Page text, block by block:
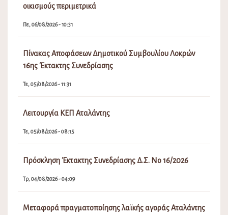
οικισμούς περιμετρικά
Πε, 06/08/2026 - 10:31
Πίνακας Αποφάσεων Δημοτικού Συμβουλίου Λοκρών
16ης Έκτακτης Συνεδρίασης
Τε, 05/08/2026 - 11:31
Λειτουργία ΚΕΠ Αταλάντης
Τε, 05/08/2026 - 08:15
Πρόσκληση Έκτακτης Συνεδρίασης Δ.Σ. Νο 16/2026
Τρ, 04/08/2026 - 04:09
Μεταφορά πραγματοποίησης λαϊκής αγοράς Αταλάντης